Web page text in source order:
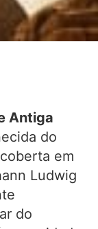
Antiga
do
em
Ludwig
do